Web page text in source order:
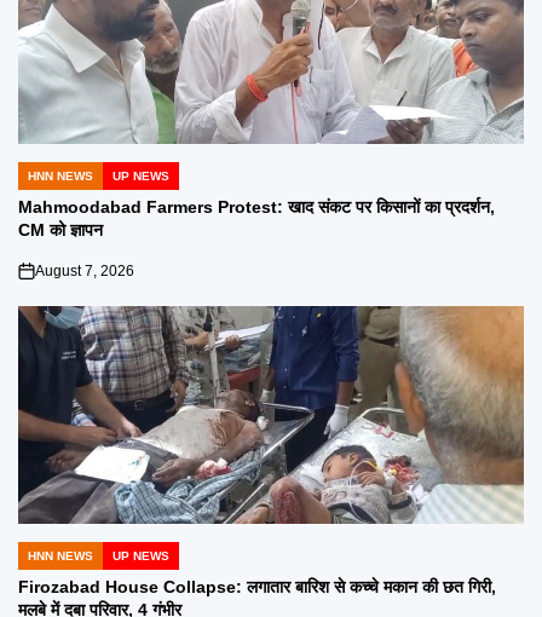
POSTED
IN
HNN NEWS UP NEWS
Mahmoodabad Farmers Protest: खाद संकट पर किसानों का प्रदर्शन,
CM को ज्ञापन
on
August 7, 2026
POSTED
IN
HNN NEWS UP NEWS
Firozabad House Collapse: लगातार बारिश से कच्चे मकान की छत गिरी,
मलबे में दबा परिवार, 4 गंभीर